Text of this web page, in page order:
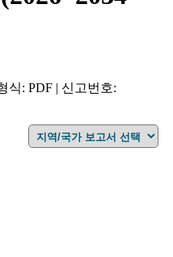
식: PDF | 신고번호: